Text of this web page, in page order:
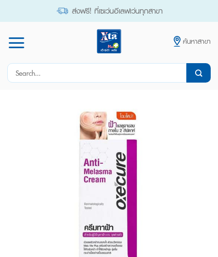
ส่งฟรี! ที่เซเว่นอีเลฟเว่นทุกสาขา
ค้นหาสาขา
Search